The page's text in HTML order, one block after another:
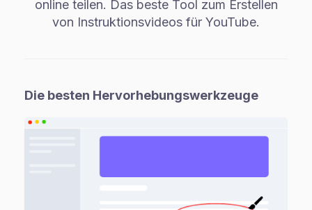
online teilen. Das beste Tool zum Erstellen
von Instruktionsvideos für YouTube.
Die besten Hervorhebungswerkzeuge